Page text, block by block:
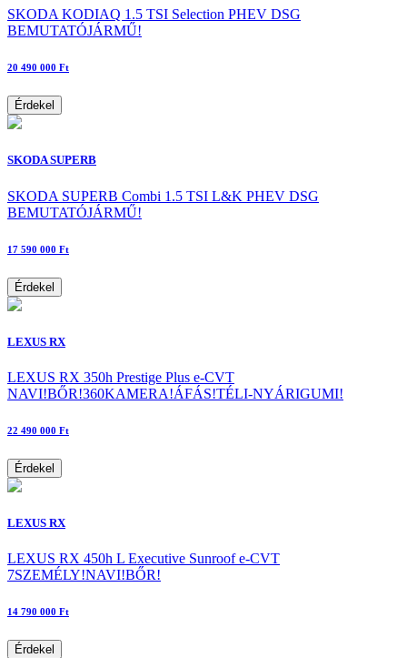
SKODA KODIAQ 1.5 TSI Selection PHEV DSG
BEMUTATÓJÁRMŰ!
20 490 000 Ft
Érdekel
SKODA SUPERB
SKODA SUPERB Combi 1.5 TSI L&K PHEV DSG
BEMUTATÓJÁRMŰ!
17 590 000 Ft
Érdekel
LEXUS RX
LEXUS RX 350h Prestige Plus e-CVT
NAVI!BŐR!360KAMERA!ÁFÁS!TÉLI-NYÁRIGUMI!
22 490 000 Ft
Érdekel
LEXUS RX
LEXUS RX 450h L Executive Sunroof e-CVT
7SZEMÉLY!NAVI!BŐR!
14 790 000 Ft
Érdekel